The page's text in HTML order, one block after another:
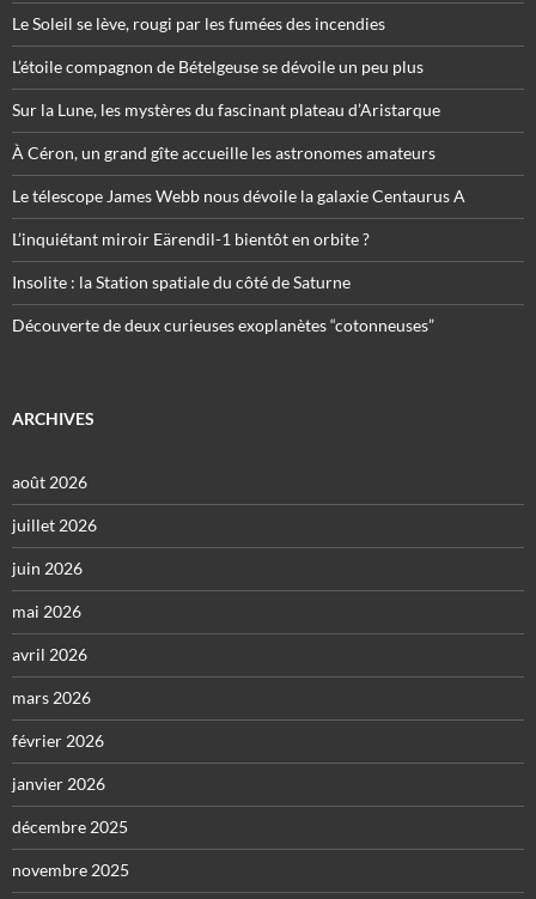
Le Soleil se lève, rougi par les fumées des incendies
L’étoile compagnon de Bételgeuse se dévoile un peu plus
Sur la Lune, les mystères du fascinant plateau d’Aristarque
À Céron, un grand gîte accueille les astronomes amateurs
Le télescope James Webb nous dévoile la galaxie Centaurus A
L’inquiétant miroir Eärendil-1 bientôt en orbite ?
Insolite : la Station spatiale du côté de Saturne
Découverte de deux curieuses exoplanètes “cotonneuses”
ARCHIVES
août 2026
juillet 2026
juin 2026
mai 2026
avril 2026
mars 2026
février 2026
janvier 2026
décembre 2025
novembre 2025